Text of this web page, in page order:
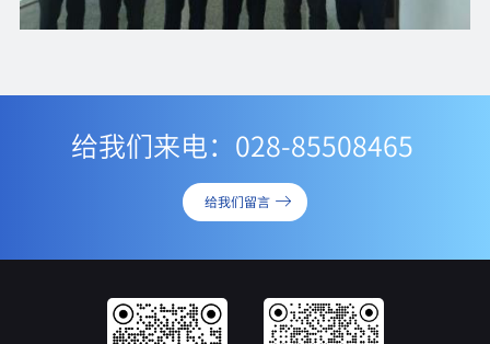
给我们来电：028-85508465
给我们留言